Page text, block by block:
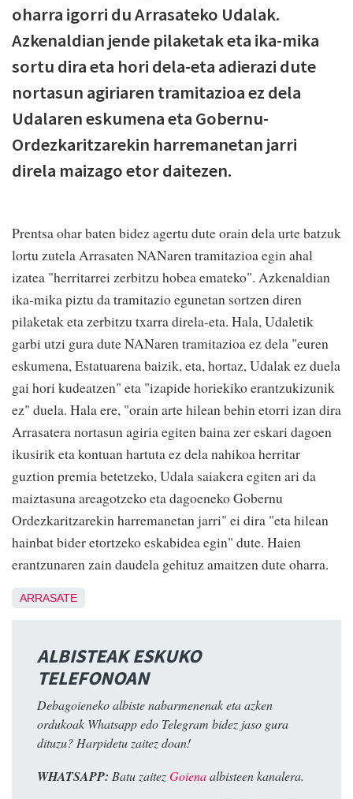
oharra igorri du Arrasateko Udalak.
Azkenaldian jende pilaketak eta ika-mika
sortu dira eta hori dela-eta adierazi dute
nortasun agiriaren tramitazioa ez dela
Udalaren eskumena eta Gobernu-
Ordezkaritzarekin harremanetan jarri
direla maizago etor daitezen.
Prentsa ohar baten bidez agertu dute orain dela urte batzuk
lortu zutela Arrasaten NANaren tramitazioa egin ahal
izatea "herritarrei zerbitzu hobea emateko". Azkenaldian
ika-mika piztu da tramitazio egunetan sortzen diren
pilaketak eta zerbitzu txarra direla-eta. Hala, Udaletik
garbi utzi gura dute NANaren tramitazioa ez dela "euren
eskumena, Estatuarena baizik, eta, hortaz, Udalak ez duela
gai hori kudeatzen" eta "izapide horiekiko erantzukizunik
ez" duela. Hala ere, "orain arte hilean behin etorri izan dira
Arrasatera nortasun agiria egiten baina zer eskari dagoen
ikusirik eta kontuan hartuta ez dela nahikoa herritar
guztion premia betetzeko, Udala saiakera egiten ari da
maiztasuna areagotzeko eta dagoeneko Gobernu
Ordezkaritzarekin harremanetan jarri" ei dira "eta hilean
hainbat bider etortzeko eskabidea egin" dute. Haien
erantzunaren zain daudela gehituz amaitzen dute oharra.
ARRASATE
ALBISTEAK ESKUKO
TELEFONOAN
Debagoieneko albiste nabarmenenak eta azken
ordukoak Whatsapp edo Telegram bidez jaso gura
dituzu? Harpidetu zaitez doan!
WHATSAPP: Batu zaitezGoienaalbisteen kanalera.